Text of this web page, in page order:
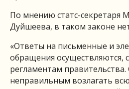
По мнению статс-секретаря
Дуйшеева, в таком законе
«Ответы на письменные и
обращения осуществляются,
регламентам
неправильным возлагать